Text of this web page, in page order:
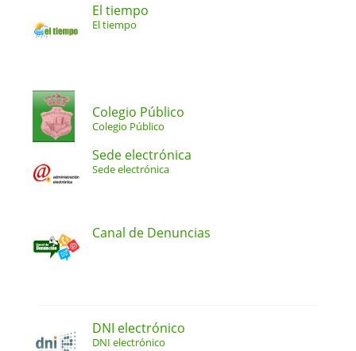
El tiempo
El tiempo
Colegio Público
Colegio Público
Sede electrónica
Sede electrónica
Canal de Denuncias
DNI electrónico
DNI electrónico